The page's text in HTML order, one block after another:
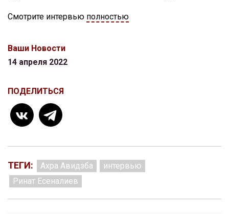
Смотрите интервью полностью
Ваши Новости
14 апреля 2022
ПОДЕЛИТЬСЯ
ТЕГИ: Ахра Авидзба
интервью
Ринат Есеналиев